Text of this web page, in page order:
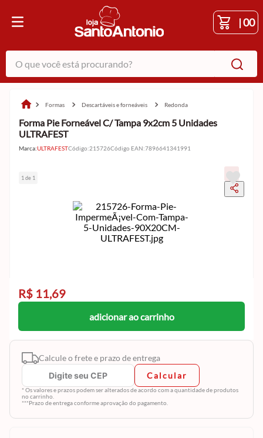
|00
O que você está procurando?
formas descartáveis e forneáveis redonda
Forma Pie Forneável C/ Tampa 9x2cm 5 Unidades
ULTRAFEST
Marca:ULTRAFESTCódigo:215726Código EAN:7896641341991
1 de 1
R$ 11,69
adicionar ao carrinho
Calcule o frete e prazo de entrega
Calcular
* Os valores e prazos podem ser alterados de acordo com a quantidade de produtos
no carrinho.
***Prazo de entrega conforme aprovação do pagamento.